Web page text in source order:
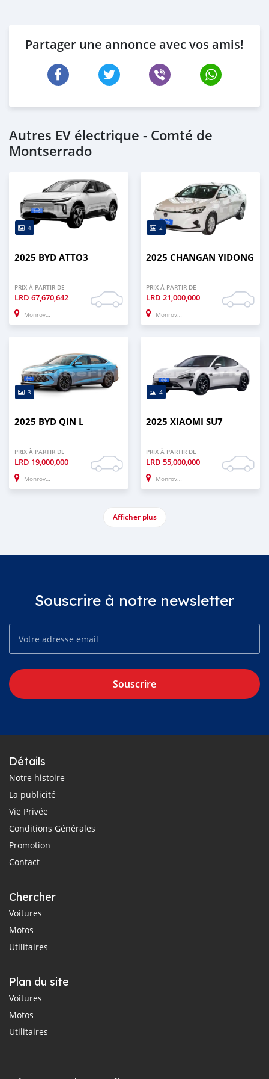
Partager une annonce avec vos amis!
Autres EV électrique - Comté de
Montserrado
4
2025 BYD ATTO3
PRIX À PARTIR DE
LRD 67,670,642
Monrovia
2
2025 CHANGAN YIDONG
PRIX À PARTIR DE
LRD 21,000,000
Monrovia
3
2025 BYD QIN L
PRIX À PARTIR DE
LRD 19,000,000
Monrovia
4
2025 XIAOMI SU7
PRIX À PARTIR DE
LRD 55,000,000
Monrovia
Afficher plus
Souscrire à notre newsletter
Souscrire
Détails
Notre histoire
La publicité
Vie Privée
Conditions Générales
Promotion
Contact
Chercher
Voitures
Motos
Utilitaires
Plan du site
Voitures
Motos
Utilitaires